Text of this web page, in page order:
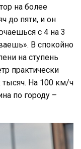
на более
до пяти, и он
с 4 на 3
В спокойно
на ступень
практически
На 100 км/ч
по городу –